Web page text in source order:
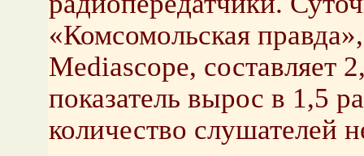
«Комсомольская
Mediascope, составляет
показатель вырос в 1,5
количество слушателей